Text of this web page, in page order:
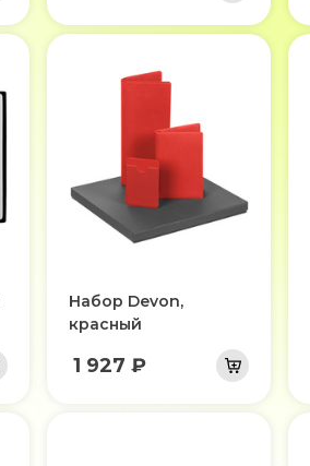
Набор Devon,
красный
1 927 ₽